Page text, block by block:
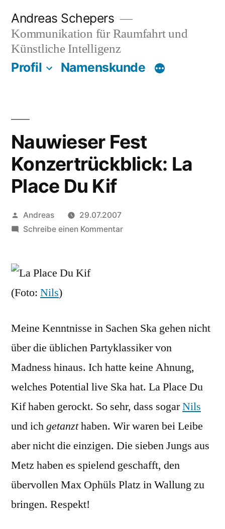
Inhalt
springen
Andreas Schepers
Kommunikation für Raumfahrt und
Künstliche Intelligenz
Profil Namenskunde
Nauwieser Fest
Konzertrückblick: La
Place Du Kif
Veröffentlicht
von
Andreas
29.07.2007
Schreibe einen Kommentarzu
Kif
(Foto: Nils)
Meine Kenntnisse in Sachen Ska gehen nicht
über die üblichen Partyklassiker von
Madness hinaus. Ich hatte keine Ahnung,
welches Potential live Ska hat. La Place Du
Kif haben gerockt. So sehr, dass sogarNils
und ichgetanzthaben. Wir waren bei Leibe
aber nicht die einzigen. Die sieben Jungs aus
Metz haben es spielend geschafft, den
übervollen Max Ophüls Platz in Wallung zu
bringen. Respekt!